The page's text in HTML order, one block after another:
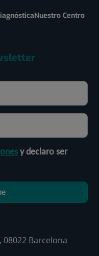
Nuestro Centro
y declaro ser
08022 Barcelona